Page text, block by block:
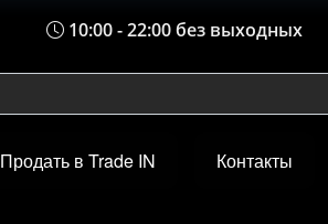
10:00 - 22:00 без выходных
Продать в Trade IN Контакты